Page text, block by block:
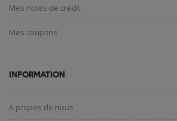
Mes notes de crédit
Mes coupons
INFORMATION
A propos de nous